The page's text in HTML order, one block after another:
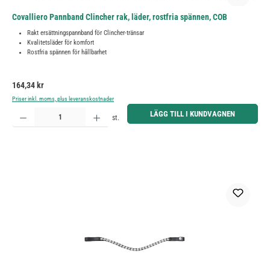
Covalliero Pannband Clincher rak, läder, rostfria spännen, COB
Rakt ersättningspannband för Clincher-tränsar
Kvalitetsläder för komfort
Rostfria spännen för hållbarhet
Ordinarie pris:
164,34 kr
Priser inkl. moms, plus leveranskostnader
Produktkvantitet: Ange önskat belopp eller använd knapparna för att öka eller minska kvantiteten.
st. LÄGG TILL I KUNDVAGNEN